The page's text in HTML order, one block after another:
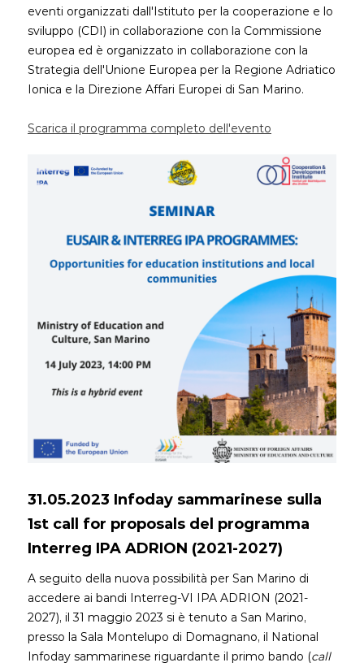
eventi organizzati dall'Istituto per la cooperazione e lo
sviluppo (CDI) in collaborazione con la Commissione
europea ed è organizzato in collaborazione con la
Strategia dell'Unione Europea per la Regione Adriatico
Ionica e la Direzione Affari Europei di San Marino.
Scarica il programma completo dell'evento
31.05.2023 Infoday sammarinese sulla
1st call for proposals del programma
Interreg IPA ADRION (2021-2027)
A seguito della nuova possibilità per San Marino di
accedere ai bandi Interreg-VI IPA ADRION (2021-
2027), il 31 maggio 2023 si è tenuto a San Marino,
presso la Sala Montelupo di Domagnano, il National
Infoday sammarinese riguardante il primo bando (call